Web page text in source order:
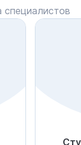
специалистов